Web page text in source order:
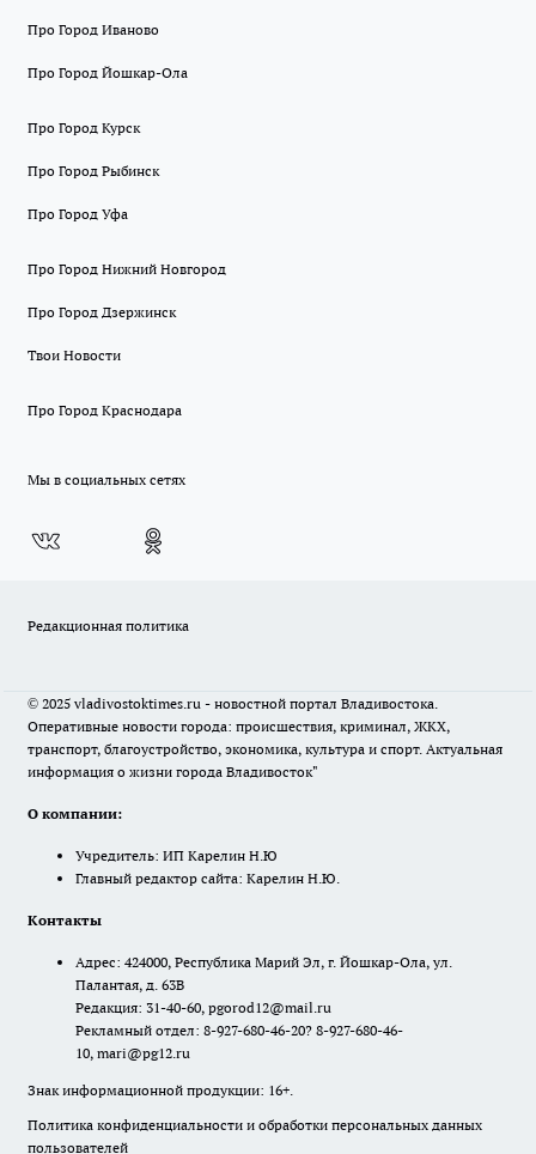
Про Город Иваново
Про Город Йошкар-Ола
Про Город Курск
Про Город Рыбинск
Про Город Уфа
Про Город Нижний Новгород
Про Город Дзержинск
Твои Новости
Про Город Краснодара
Мы в социальных сетях
Редакционная политика
© 2025 vladivostoktimes.ru - новостной портал Владивостока.
Оперативные новости города: происшествия, криминал, ЖКХ,
транспорт, благоустройство, экономика, культура и спорт. Актуальная
информация о жизни города Владивосток"
О компании:
Учредитель: ИП Карелин Н.Ю
Главный редактор сайта: Карелин Н.Ю.
Контакты
Адрес: 424000, Республика Марий Эл, г. Йошкар-Ола, ул.
Палантая, д. 63В
Редакция: 31-40-60, pgorod12@mail.ru
Рекламный отдел: 8-927-680-46-20? 8-927-680-46-
10, mari@pg12.ru
Знак информационной продукции: 16+.
Политика конфиденциальности и обработки персональных данных
пользователей